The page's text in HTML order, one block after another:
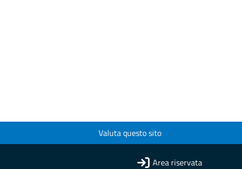
Valuta questo sito
Area riservata